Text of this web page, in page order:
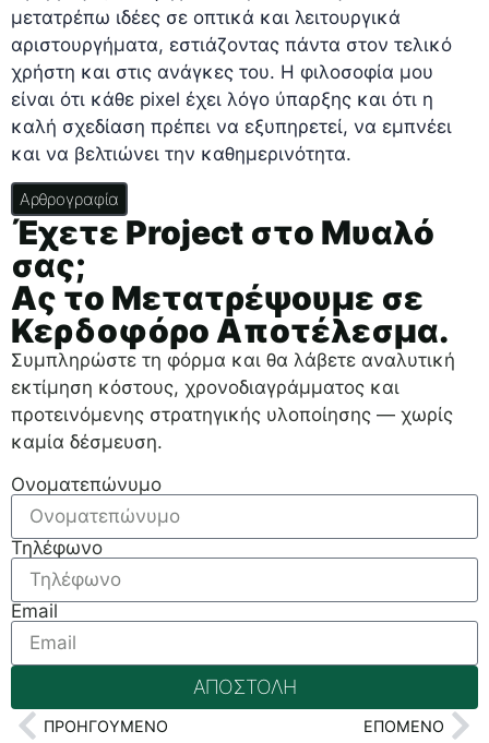
μετατρέπω ιδέες σε οπτικά και λειτουργικά
αριστουργήματα, εστιάζοντας πάντα στον τελικό
χρήστη και στις ανάγκες του. Η φιλοσοφία μου
είναι ότι κάθε pixel έχει λόγο ύπαρξης και ότι η
καλή σχεδίαση πρέπει να εξυπηρετεί, να εμπνέει
και να βελτιώνει την καθημερινότητα.
Αρθρογραφία
Έχετε Project στο Μυαλό
σας;
Ας το Μετατρέψουμε σε
Κερδοφόρο Αποτέλεσμα.
Συμπληρώστε τη φόρμα και θα λάβετε αναλυτική
εκτίμηση κόστους, χρονοδιαγράμματος και
προτεινόμενης στρατηγικής υλοποίησης — χωρίς
καμία δέσμευση.
Ονοματεπώνυμο
Τηλέφωνο
Email
ΑΠΟΣΤΟΛΗ
ΠΡΟΗΓΟΎΜΕΝΟ ΕΠΌΜΕΝΟ